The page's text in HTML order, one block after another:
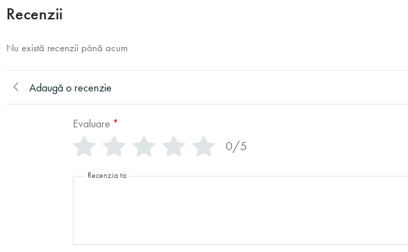
Recenzii
Nu există recenzii până acum
Adaugă o recenzie
Evaluare *
0/5
Recenzia ta